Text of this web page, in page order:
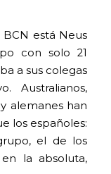
está Neus
con solo 21
a sus colegas
Australianos,
alemanes han
los españoles:
el de los
la absoluta,